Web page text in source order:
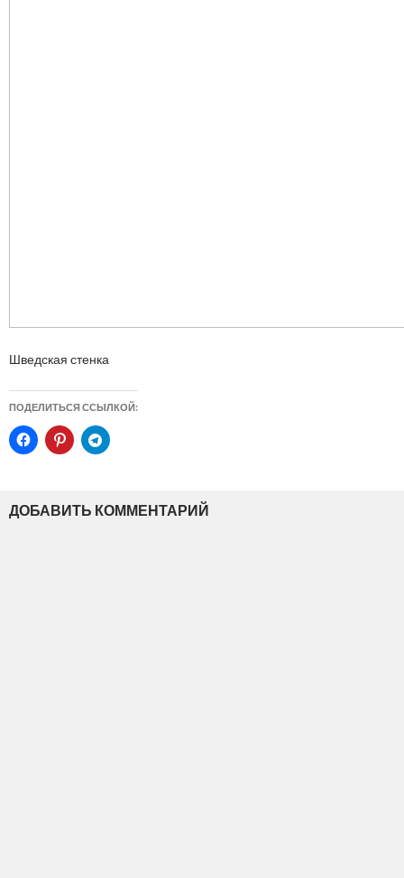
Шведская стенка
ПОДЕЛИТЬСЯ ССЫЛКОЙ:
ДОБАВИТЬ КОММЕНТАРИЙ